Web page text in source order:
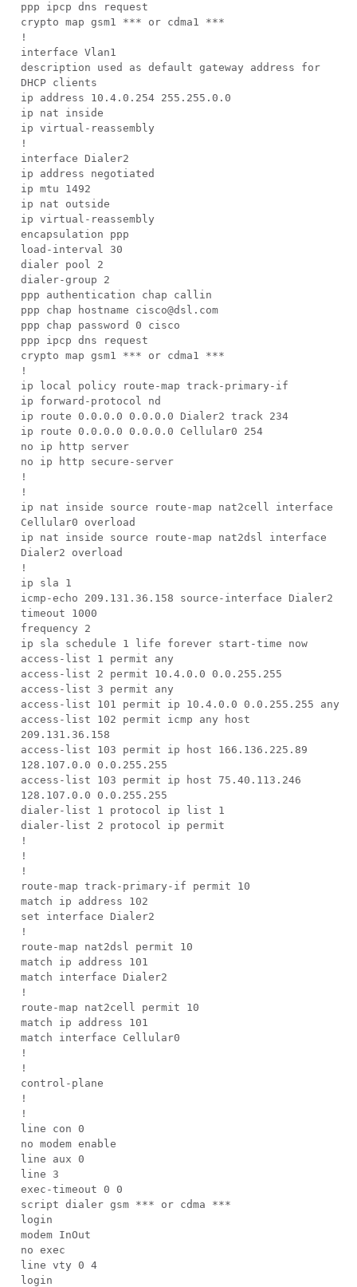
ppp ipcp dns request
crypto map gsm1 *** or cdma1 ***
!
interface Vlan1
description used as default gateway address for
DHCP clients
ip address 10.4.0.254 255.255.0.0
ip nat inside
ip virtual-reassembly
!
interface Dialer2
ip address negotiated
ip mtu 1492
ip nat outside
ip virtual-reassembly
encapsulation ppp
load-interval 30
dialer pool 2
dialer-group 2
ppp authentication chap callin
ppp chap hostname cisco@dsl.com
ppp chap password 0 cisco
ppp ipcp dns request
crypto map gsm1 *** or cdma1 ***
!
ip local policy route-map track-primary-if
ip forward-protocol nd
ip route 0.0.0.0 0.0.0.0 Dialer2 track 234
ip route 0.0.0.0 0.0.0.0 Cellular0 254
no ip http server
no ip http secure-server
!
!
ip nat inside source route-map nat2cell interface
Cellular0 overload
ip nat inside source route-map nat2dsl interface
Dialer2 overload
!
ip sla 1
icmp-echo 209.131.36.158 source-interface Dialer2
timeout 1000
frequency 2
ip sla schedule 1 life forever start-time now
access-list 1 permit any
access-list 2 permit 10.4.0.0 0.0.255.255
access-list 3 permit any
access-list 101 permit ip 10.4.0.0 0.0.255.255 any
access-list 102 permit icmp any host
209.131.36.158
access-list 103 permit ip host 166.136.225.89
128.107.0.0 0.0.255.255
access-list 103 permit ip host 75.40.113.246
128.107.0.0 0.0.255.255
dialer-list 1 protocol ip list 1
dialer-list 2 protocol ip permit
!
!
!
route-map track-primary-if permit 10
match ip address 102
set interface Dialer2
!
route-map nat2dsl permit 10
match ip address 101
match interface Dialer2
!
route-map nat2cell permit 10
match ip address 101
match interface Cellular0
!
!
control-plane
!
!
line con 0
no modem enable
line aux 0
line 3
exec-timeout 0 0
script dialer gsm *** or cdma ***
login
modem InOut
no exec
line vty 0 4
login